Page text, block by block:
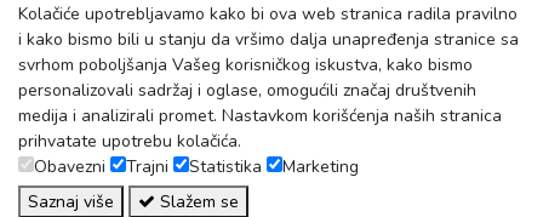
Kolačiće upotrebljavamo kako bi ova web stranica radila pravilno
i kako bismo bili u stanju da vršimo dalja unapređenja stranice sa
svrhom poboljšanja Vašeg korisničkog iskustva, kako bismo
personalizovali sadržaj i oglase, omogućili značaj društvenih
medija i analizirali promet. Nastavkom korišćenja naših stranica
prihvatate upotrebu kolačića.
Obavezni
Trajni Statistika
Marketing
Saznaj više
Slažem se